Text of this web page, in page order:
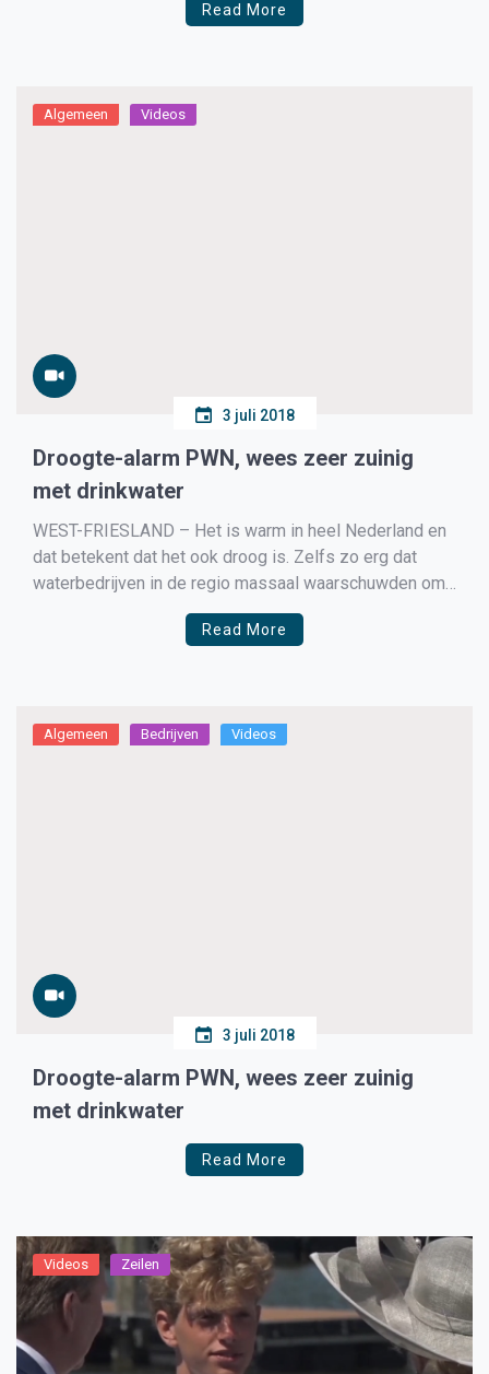
Read More
Algemeen Videos
3 juli 2018
Droogte-alarm PWN, wees zeer zuinig
met drinkwater
WEST-FRIESLAND – Het is warm in heel Nederland en
dat betekent dat het ook droog is. Zelfs zo erg dat
waterbedrijven in de regio massaal waarschuwden om
zuinig te zijn met water. Ze tipten bijvoorbeeld niet te
vaak te douchen. NH Nieuws vroeg aan
Read More
Algemeen Bedrijven Videos
3 juli 2018
Droogte-alarm PWN, wees zeer zuinig
met drinkwater
Read More
Videos Zeilen